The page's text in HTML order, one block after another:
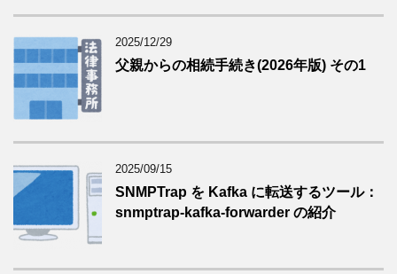
2025/12/29
父親からの相続手続き(2026年版) その1
2025/09/15
SNMPTrap を Kafka に転送するツール：
snmptrap-kafka-forwarder の紹介